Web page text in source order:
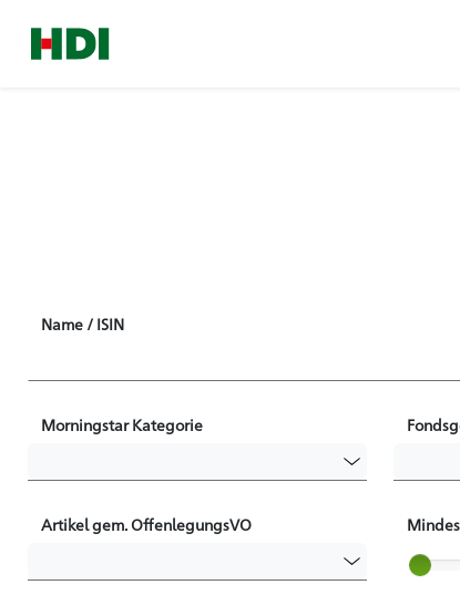
Name / ISIN
Morningstar Kategorie
Artikel gem. OffenlegungsVO
Slider label